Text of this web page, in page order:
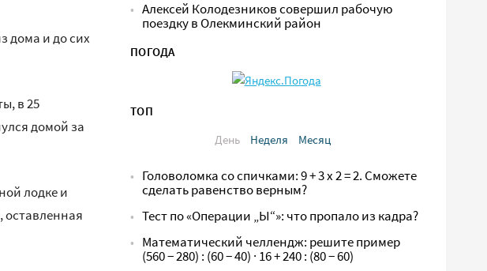
дома и до сих
в 25
домой за
лодке и
оставленная
Алексей Колодезников совершил рабочую
поездку в Олекминский район
ПОГОДА
ТОП
День
Неделя Месяц
Головоломка со спичками: 9 + 3 х 2 = 2. Сможете
сделать равенство верным?
Тест по «Операции „Ы“»: что пропало из кадра?
Математический челлендж: решите пример
(560 − 280) : (60 − 40) · 16 + 240 : (80 − 60)